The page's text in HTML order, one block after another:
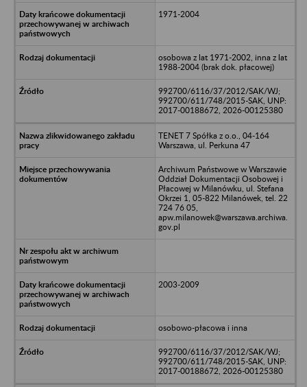
1971-2004
osobowa z lat 1971-2002, inna z lat
1988-2004 (brak dok. płacowej)
992700/6116/37/2012/SAK/WJ;
992700/611/748/2015-SAK, UNP:
2017-00188672, 2026-00125380
TENET 7 Spółka z o.o., 04-164
Warszawa, ul. Perkuna 47
Archiwum Państwowe w Warszawie
Oddział Dokumentacji Osobowej i
Płacowej w Milanówku, ul. Stefana
Okrzei 1, 05-822 Milanówek, tel. 22
724 76 05,
apw.milanowek@warszawa.archiwa.
gov.pl
2003-2009
osobowo-płacowa i inna
992700/6116/37/2012/SAK/WJ;
992700/611/748/2015-SAK, UNP:
2017-00188672, 2026-00125380